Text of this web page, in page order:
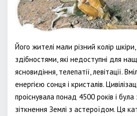
Його жителі мали різний колір
здібностями, які недоступні для
ясновидіння, телепатії, левітації.
енергією сонця і кристалів.
проіснувала понад 4500 років і
зіткнення Землі з астероїдом. Ця